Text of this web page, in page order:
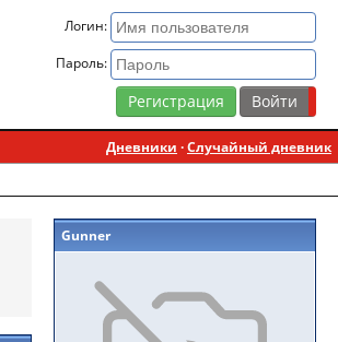
Логин:
Пароль:
Регистрация
Дневники ·Случайный дневник
Gunner